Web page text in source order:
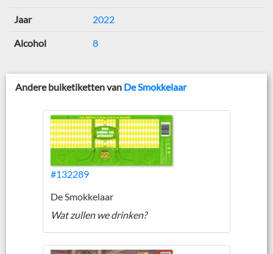
Jaar 2022
Alcohol 8
Andere buiketiketten van De Smokkelaar
#132289
De Smokkelaar
Wat zullen we drinken?